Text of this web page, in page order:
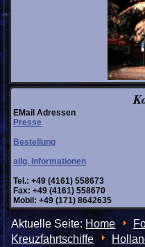
EMail Adressen
Presse
Bestellung
allg. Informationen
Tel.: +49 (4161) 558673
Fax: +49 (4161) 558670
Mobil: +49 (171) 8642635
Aktuelle Seite:Home
Kreuzfahrtschiffe